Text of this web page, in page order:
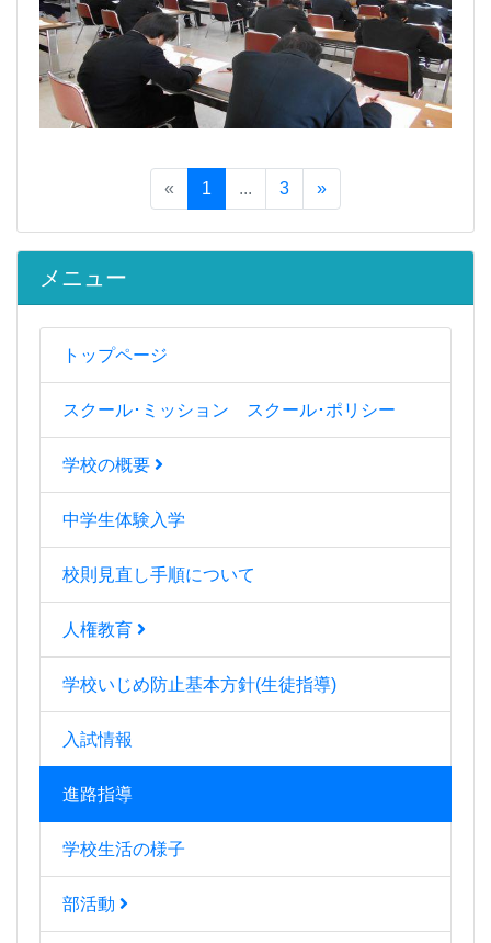
メニュー
トップページ
スクール･ミッション スクール･ポリシー
学校の概要
中学生体験入学
校則見直し手順について
人権教育
学校いじめ防止基本方針(生徒指導)
入試情報
進路指導
学校生活の様子
部活動
« 1 ... 3 »